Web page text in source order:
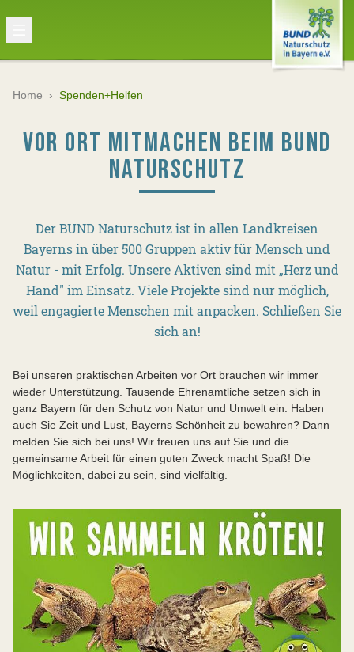
Home › Spenden+Helfen
VOR ORT MITMACHEN BEIM BUND
NATURSCHUTZ
Der BUND Naturschutz ist in allen Landkreisen
Bayerns in über 500 Gruppen aktiv für Mensch und
Natur - mit Erfolg. Unsere Aktiven sind mit „Herz und
Hand" im Einsatz. Viele Projekte sind nur möglich,
weil engagierte Menschen mit anpacken. Schließen Sie
sich an!
Bei unseren praktischen Arbeiten vor Ort brauchen wir immer
wieder Unterstützung. Tausende Ehrenamtliche setzen sich in
ganz Bayern für den Schutz von Natur und Umwelt ein. Haben
auch Sie Zeit und Lust, Bayerns Schönheit zu bewahren? Dann
melden Sie sich bei uns! Wir freuen uns auf Sie und die
gemeinsame Arbeit für einen guten Zweck macht Spaß! Die
Möglichkeiten, dabei zu sein, sind vielfältig.